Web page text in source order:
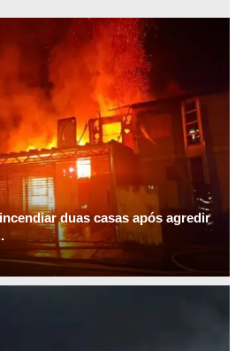
duas casas após agredir